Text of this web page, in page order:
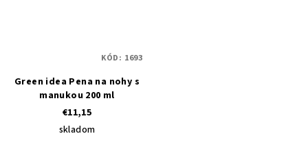
Green idea Pena na nohy s
manukou 200 ml
€11,15
skladom
KÓD: 1693